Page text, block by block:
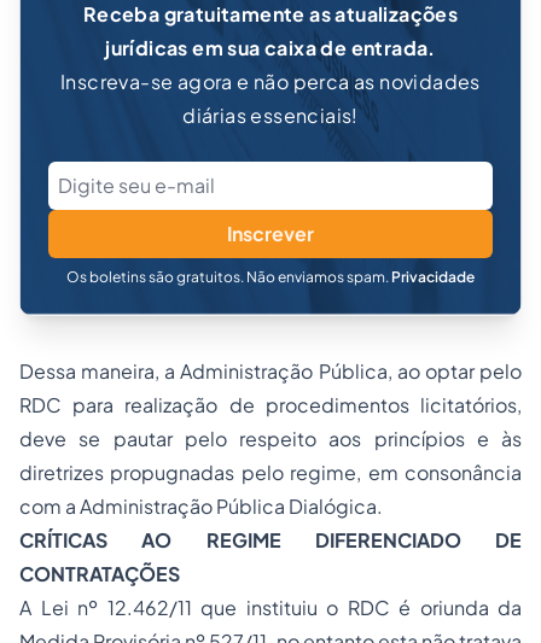
Receba gratuitamente as atualizações
jurídicas em sua caixa de entrada.
Inscreva-se agora e não perca as novidades
diárias essenciais!
Inscrever
Os boletins são gratuitos. Não enviamos spam. Privacidade
Dessa maneira, a Administração Pública, ao optar pelo
RDC para realização de procedimentos licitatórios,
deve se pautar pelo respeito aos princípios e às
diretrizes propugnadas pelo regime, em consonância
com a Administração Pública Dialógica.
CRÍTICAS AO REGIME DIFERENCIADO DE
CONTRATAÇÕES
A Lei nº 12.462/11 que instituiu o RDC é oriunda da